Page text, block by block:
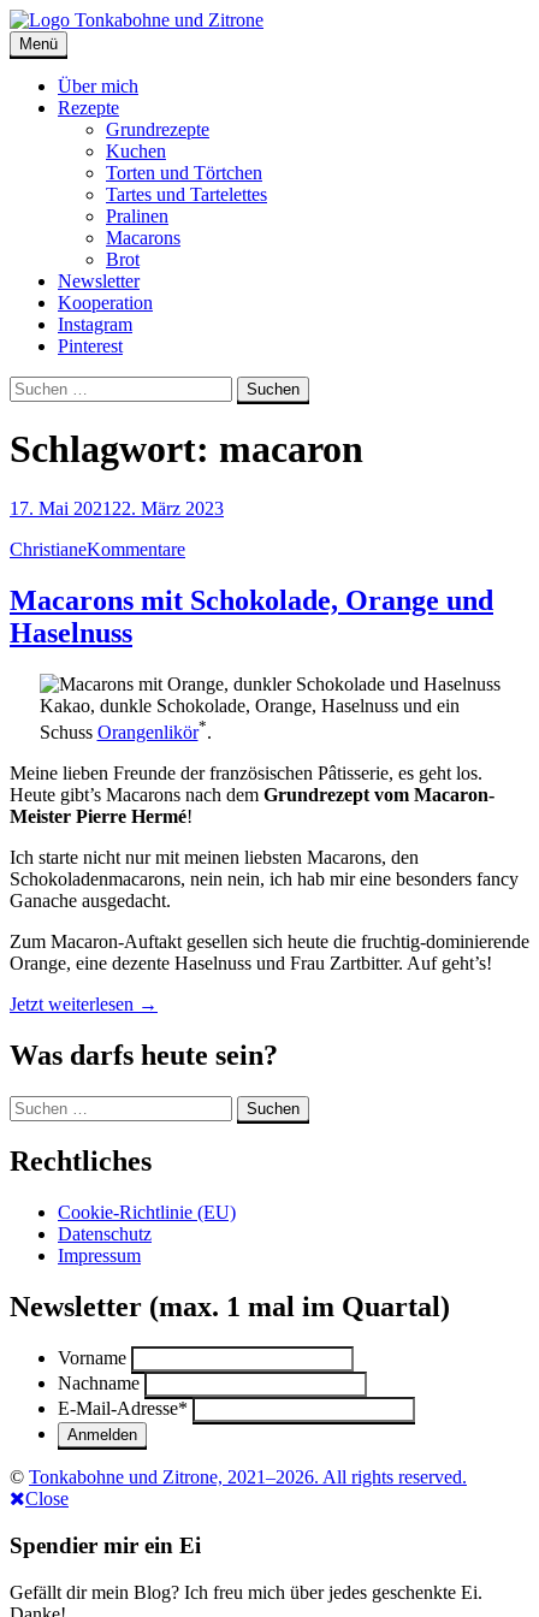
Skip
to
content
Tonkabohne und Zitrone | Backblog
Backblog
Menü
Über mich
Rezepte
Grundrezepte
Kuchen
Torten und Törtchen
Tartes und Tartelettes
Pralinen
Macarons
Brot
Newsletter
Kooperation
Instagram
Pinterest
Suche
Suchen
nach:
Schlagwort: macaron
17. Mai 2021 22. März 2023
ChristianeKommentare
Macarons mit Schokolade, Orange und
Haselnuss
Kakao, dunkle Schokolade, Orange, Haselnuss und ein
Schuss Orangenlikör*.
Meine lieben Freunde der französischen Pâtisserie, es geht los.
Heute gibt’s Macarons nach dem Grundrezept vom Macaron-
Meister Pierre Hermé!
Ich starte nicht nur mit meinen liebsten Macarons, den
Schokoladenmacarons, nein nein, ich hab mir eine besonders fancy
Ganache ausgedacht.
Zum Macaron-Auftakt gesellen sich heute die fruchtig-dominierende
Orange, eine dezente Haselnuss und Frau Zartbitter. Auf geht’s!
Jetzt weiterlesen „Macarons
Schokolade,
Orange
→
Was darfs heute sein?
Suchen
nach:
Rechtliches
Cookie-Richtlinie (EU)
Datenschutz
Impressum
Newsletter (max. 1 mal im Quartal)
Vorname
Nachname
E-Mail-Adresse*
© Tonkabohne und Zitrone, 2021–2026. All rights reserved.
Close
Spendier mir ein Ei
Gefällt dir mein Blog? Ich freu mich über jedes geschenkte Ei.